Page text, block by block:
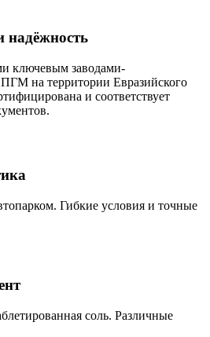
надёжность
ключевым заводами-
на территории Евразийского
и соответствует
Гибкие условия и точные
соль. Различные